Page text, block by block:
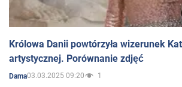
Królowa Danii powtórzyła wizerunek
artystycznej. Porównanie zdjęć
Dama03.03.2025 09:20 1